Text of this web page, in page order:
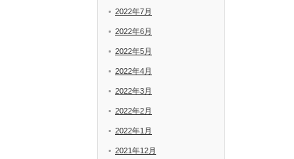
2022年7月
2022年6月
2022年5月
2022年4月
2022年3月
2022年2月
2022年1月
2021年12月